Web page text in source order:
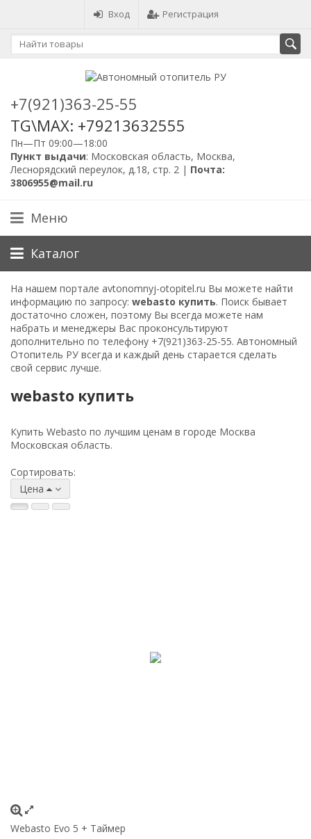
Вход Регистрация
+7(921)363-25-55
TG\MAX: +79213632555
Пн—Пт 09:00—18:00
Пункт выдачи: Московская область, Москва,
Леснорядский переулок, д.18, стр. 2 | Почта:
3806955@mail.ru
Меню
Каталог
На нашем портале avtonomnyj-otopitel.ru Вы можете найти
информацию по запросу: webasto купить. Поиск бывает
достаточно сложен, поэтому Вы всегда можете нам
набрать и менеджеры Вас проконсультируют
дополнительно по телефону +7(921)363-25-55. Автономный
Отопитель РУ всегда и каждый день старается сделать
свой сервис лучше.
webasto купить
Купить Webasto по лучшим ценам в городе Москва
Московская область.
Сортировать:
Цена
Webasto Evo 5 + Таймер